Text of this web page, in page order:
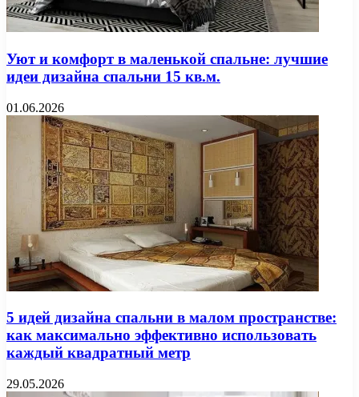
Уют и комфорт в маленькой спальне: лучшие
идеи дизайна спальни 15 кв.м.
01.06.2026
5 идей дизайна спальни в малом пространстве:
как максимально эффективно использовать
каждый квадратный метр
29.05.2026